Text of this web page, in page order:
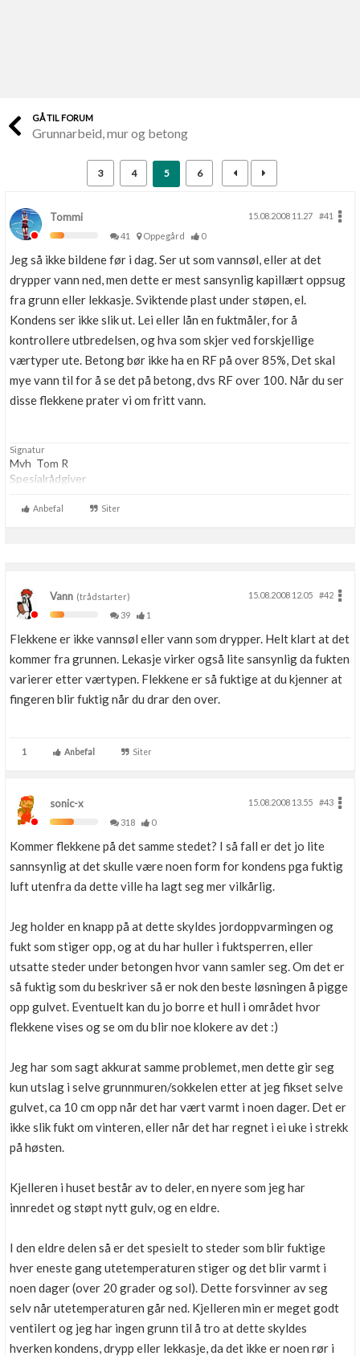
Finn håndverkere
Skaff dokumentasjon som mangler
Kundeservice
Få svar på det du lurer på
Kom i gang med Boligmappa
Se din bolig? Klikk her
Boligmappa+
Få mer ut av Boligmappa
GÅ TIL FORUM
Grunnarbeid, mur og betong
3 4 5 6
Tommi 15.08.2008 11.27
#41
41
Oppegård 0
Jeg så ikke bildene før i dag. Ser ut som vannsøl, eller at det
drypper vann ned, men dette er mest sansynlig kapillært oppsug
fra grunn eller lekkasje. Sviktende plast under støpen, el.
Kondens ser ikke slik ut. Lei eller lån en fuktmåler, for å
kontrollere utbredelsen, og hva som skjer ved forskjellige
værtyper ute. Betong bør ikke ha en RF på over 85%, Det skal
mye vann til for å se det på betong, dvs RF over 100. Når du ser
disse flekkene prater vi om fritt vann.
Signatur
Mvh Tom R
Spesialrådgiver
Anbefal Siter
Vann (trådstarter) 15.08.2008 12.05
#42
39
1
Flekkene er ikke vannsøl eller vann som drypper. Helt klart at det
kommer fra grunnen. Lekasje virker også lite sansynlig da fukten
varierer etter værtypen. Flekkene er så fuktige at du kjenner at
fingeren blir fuktig når du drar den over.
1 Anbefal Siter
sonic-x 15.08.2008 13.55
#43
318
0
Kommer flekkene på det samme stedet? I så fall er det jo lite
sannsynlig at det skulle være noen form for kondens pga fuktig
luft utenfra da dette ville ha lagt seg mer vilkårlig.
Jeg holder en knapp på at dette skyldes jordoppvarmingen og
fukt som stiger opp, og at du har huller i fuktsperren, eller
utsatte steder under betongen hvor vann samler seg. Om det er
så fuktig som du beskriver så er nok den beste løsningen å pigge
opp gulvet. Eventuelt kan du jo borre et hull i området hvor
flekkene vises og se om du blir noe klokere av det :)
Jeg har som sagt akkurat samme problemet, men dette gir seg
kun utslag i selve grunnmuren/sokkelen etter at jeg fikset selve
gulvet, ca 10 cm opp når det har vært varmt i noen dager. Det er
ikke slik fukt om vinteren, eller når det har regnet i ei uke i strekk
på høsten.
Kjelleren i huset består av to deler, en nyere som jeg har
innredet og støpt nytt gulv, og en eldre.
I den eldre delen så er det spesielt to steder som blir fuktige
hver eneste gang utetemperaturen stiger og det blir varmt i
noen dager (over 20 grader og sol). Dette forsvinner av seg
selv når utetemperaturen går ned. Kjelleren min er meget godt
ventilert og jeg har ingen grunn til å tro at dette skyldes
hverken kondens, drypp eller lekkasje, da det ikke er noen rør i